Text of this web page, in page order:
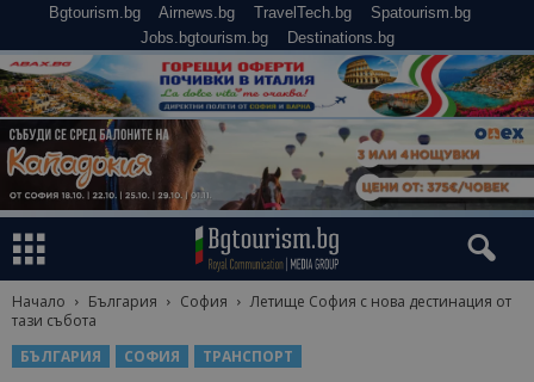
Bgtourism.bg Airnews.bg TravelTech.bg
Spatourism.bg
Jobs.bgtourism.bg
Destinations.bg
Начало България София
Летище София с нова дестинация от
тази събота
БЪЛГАРИЯ
СОФИЯ ТРАНСПОРТ